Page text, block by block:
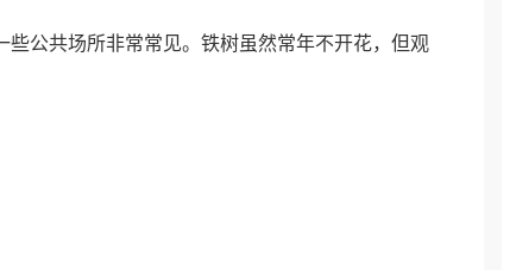
公共场所非常常见。铁树虽然常年不开花，但观